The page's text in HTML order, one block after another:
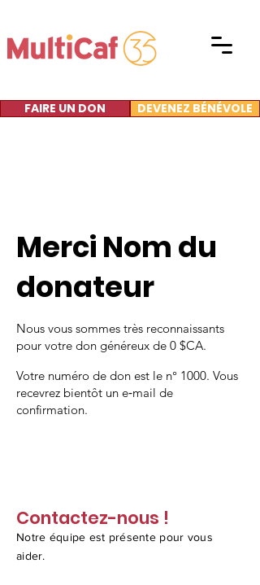
FAIRE UN DON DEVENEZ BÉNÉVOLE
Merci Nom du
donateur
Nous vous sommes très reconnaissants
pour votre don généreux de 0 $CA.
Votre numéro de don est le n° 1000. Vous
recevrez bientôt un e‑mail de
confirmation.
Contactez-nous !
Notre équipe est présente pour vous
aider.